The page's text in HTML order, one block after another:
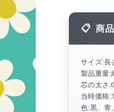
商
サイズ:長
製品重量:
芯の太さ
当時価格
色:黒、青